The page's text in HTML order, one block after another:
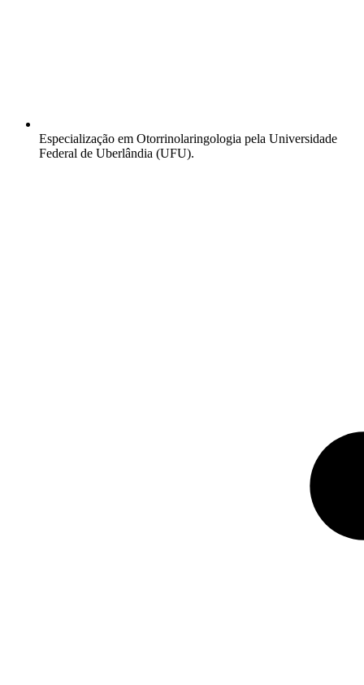
Especialização em Otorrinolaringologia pela Universidade
Federal de Uberlândia (UFU).